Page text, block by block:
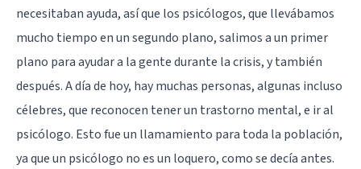
necesitaban ayuda, así que los psicólogos, que llevábamos
mucho tiempo en un segundo plano, salimos a un primer
plano para ayudar a la gente durante la crisis, y también
después. A día de hoy, hay muchas personas, algunas incluso
célebres, que reconocen tener un trastorno mental, e ir al
psicólogo. Esto fue un llamamiento para toda la población,
ya que un psicólogo no es un loquero, como se decía antes.